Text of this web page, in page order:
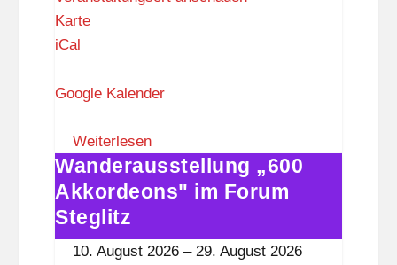
KarteF
u
S
t
e
g
l
i
iCal
Google Kalender
Weiterlesen
Wanderausstellung
„600
Akkordeons"
im
Forum
Wanderausstellung „600
Akkordeons" im Forum
Steglitz
10. August 2026 – 29. August 2026